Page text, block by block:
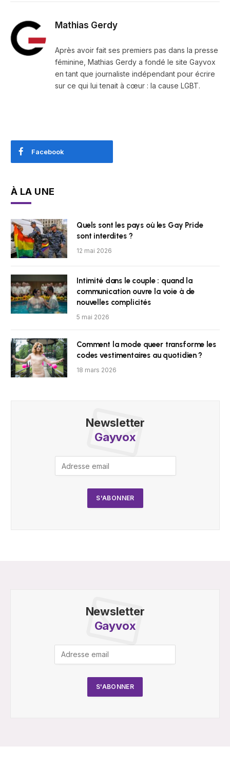
Mathias Gerdy
Après avoir fait ses premiers pas dans la presse
féminine, Mathias Gerdy a fondé le site Gayvox
en tant que journaliste indépendant pour écrire
sur ce qui lui tenait à cœur : la cause LGBT.
Facebook
À LA UNE
Quels sont les pays où les Gay Pride
sont interdites ?
12 mai 2026
Intimité dans le couple : quand la
communication ouvre la voie à de
nouvelles complicités
5 mai 2026
Comment la mode queer transforme les
codes vestimentaires au quotidien ?
18 mars 2026
Newsletter
Gayvox
Newsletter
Gayvox